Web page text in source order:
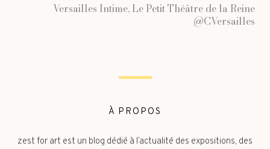
Versailles Intime, Le Petit Théâtre de la Reine
@CVersailles
À PROPOS
zest for art est un blog dédié à l’actualité des expositions, des